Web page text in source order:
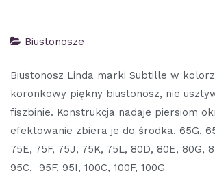
Biustonosze
Biustonosz Linda marki Subtille w
koronkowy piękny biustonosz, nie
fiszbinie. Konstrukcja nadaje piersiom
efektowanie zbiera je do środka. 65G,
75E, 75F, 75J, 75K, 75L, 80D, 80E, 80G,
95C, 95F, 95I, 100C, 100F, 100G